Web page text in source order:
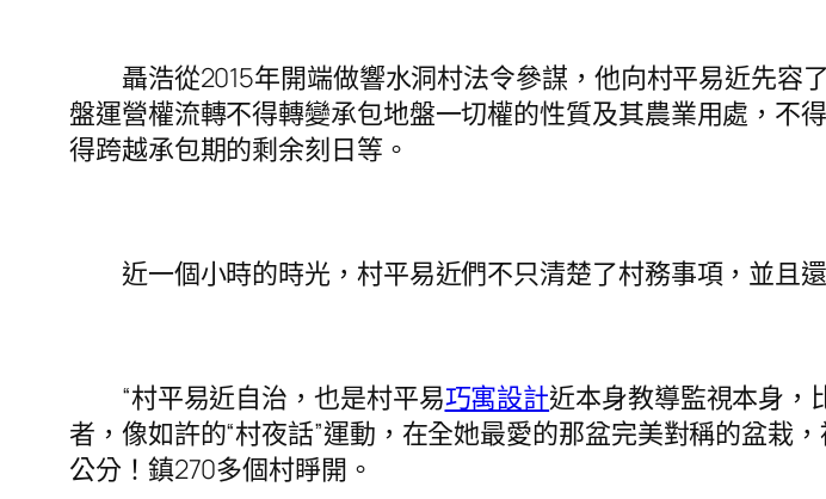
聶浩從2015年開端做響水洞村法令參謀，他向村平易近先容
盤運營權流轉不得轉變承包地盤一切權的性質及其農業用處，不
得跨越承包期的剩余刻日等。
近一個小時的時光，村平易近們不只清楚了村務事項，並且還
“村平易近自治，也是村平易巧寓設計近本身教導監視本身，
者，像如許的“村夜話”運動，在全她最愛的那盆完美對稱的盆栽
公分！鎮270多個村睜開。